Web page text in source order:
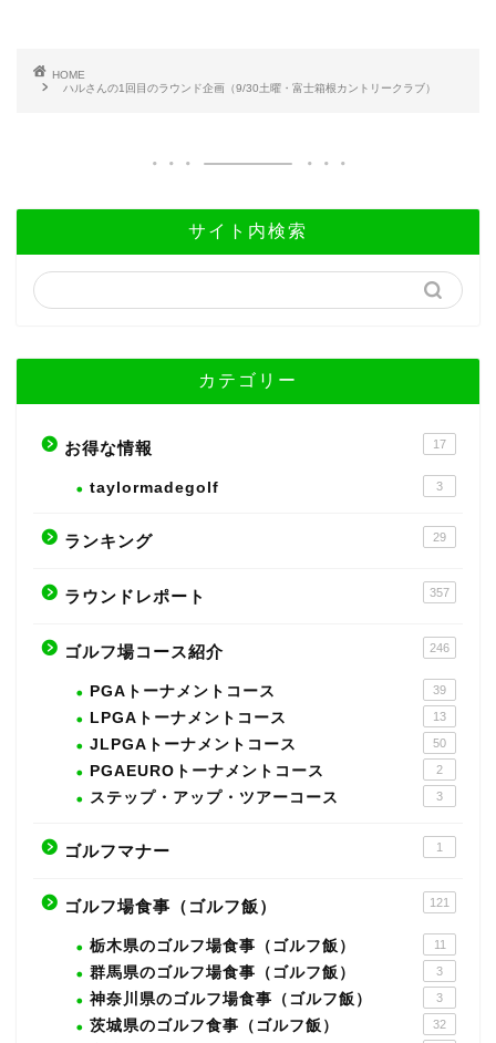
HOME
ハルさんの1回目のラウンド企画（9/30土曜・富士箱根カントリークラブ）
サイト内検索
カテゴリー
お得な情報 17
taylormadegolf 3
ランキング 29
ラウンドレポート 357
ゴルフ場コース紹介 246
PGAトーナメントコース 39
LPGAトーナメントコース 13
JLPGAトーナメントコース 50
PGAEUROトーナメントコース 2
ステップ・アップ・ツアーコース 3
ゴルフマナー 1
ゴルフ場食事（ゴルフ飯） 121
栃木県のゴルフ場食事（ゴルフ飯） 11
群馬県のゴルフ場食事（ゴルフ飯） 3
神奈川県のゴルフ場食事（ゴルフ飯） 3
茨城県のゴルフ食事（ゴルフ飯） 32